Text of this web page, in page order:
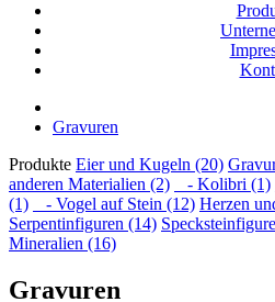
Gravuren
Produkte Eier und Kugeln (20)
anderen Materialien (2)
- Kolibri (1)
(1)
- Vogel auf Stein (12) Herzen
Serpentinfiguren (14)
Mineralien (16)
Gravuren